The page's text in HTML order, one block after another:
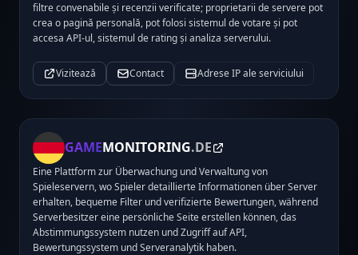
filtre convenabile și recenzii verificate; proprietarii de servere pot
crea o pagină personală, pot folosi sistemul de votare și pot
accesa API-ul, sistemul de rating și analiza serverului.
Vizitează Contact Adrese IP ale serviciului
GAMEMONITORING.DE
Eine Plattform zur Überwachung und Verwaltung von
Spieleservern, wo Spieler detaillierte Informationen über Server
erhalten, bequeme Filter und verifizierte Bewertungen, während
Serverbesitzer eine persönliche Seite erstellen können, das
Abstimmungssystem nutzen und Zugriff auf API,
Bewertungssystem und Serveranalytik haben.